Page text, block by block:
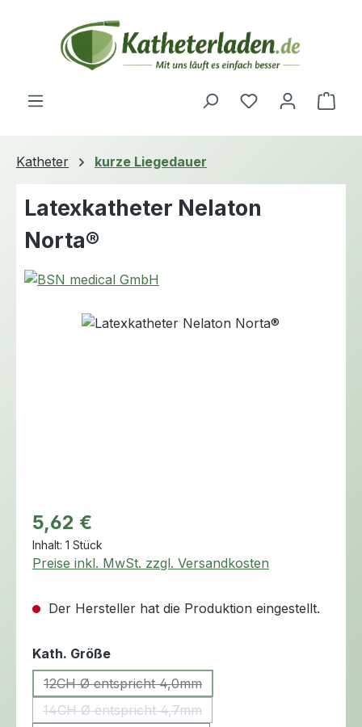
Zum Hauptinhalt springen
Du hast 0
Katheter kurze Liegedauer
Latexkatheter Nelaton
Norta®
Bildergalerie überspringen
Regulärer Preis:
5,62 €
Inhalt: 1 Stück
Preise inkl. MwSt. zzgl. Versandkosten
Der Hersteller hat die Produktion eingestellt.
Kath. Größeauswählen
12CH Ø entspricht 4,0mm
(Diese Option ist zurzeit nicht verfügbar.)
14CH Ø entspricht 4,7mm
(Diese Option ist zurzeit nicht verfügbar.)